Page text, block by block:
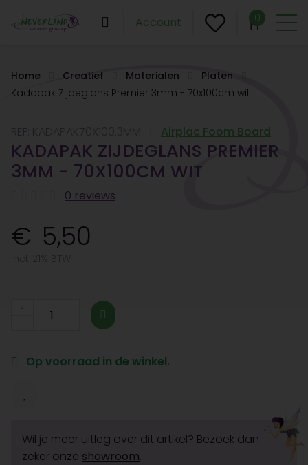
Account 0
Home Creatief Materialen
Platen
Kadapak Zijdeglans Premier 3mm - 70x100cm wit
Airplac Foom Board
KADAPAK ZIJDEGLANS PREMIER
3MM - 70X100CM WIT
0 reviews
5,50
Op voorraad in de winkel.
Wil je meer uitleg over dit artikel? Bezoek dan
zeker onze showroom.